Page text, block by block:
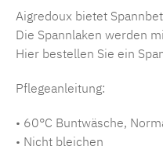
Aigredoux bietet
Die Spannlaken werden
Hier bestellen Sie ein
Pflegeanleitung:
• 60°C Buntwäsche,
• Nicht bleichen